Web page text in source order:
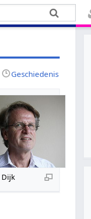
Geschiedenis
Dijk